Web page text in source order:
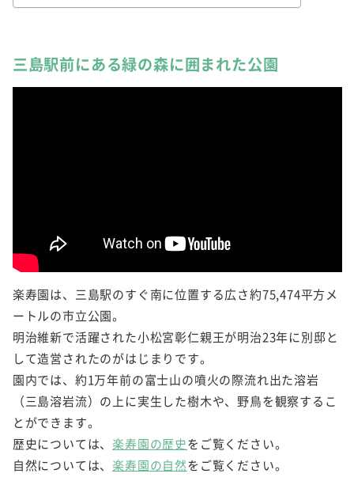
三島駅前にある緑の森に囲まれた公園
楽寿園は、三島駅のすぐ南に位置する広さ約75,474平方メ
ートルの市立公園。
明治維新で活躍された小松宮彰仁親王が明治23年に別邸と
して造営されたのがはじまりです。
園内では、約1万年前の富士山の噴火の際流れ出た溶岩
（三島溶岩流）の上に実生した樹木や、野鳥を観察するこ
とができます。
歴史については、楽寿園の歴史をご覧ください。
自然については、楽寿園の自然をご覧ください。